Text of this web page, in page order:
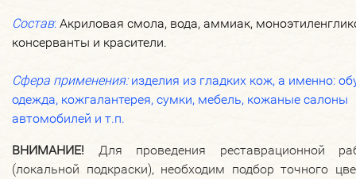
Состав: Акриловая смола, вода, аммиак,
консерванты и красители.
Сфера применения:изделия из гладких кож, а именно:
одежда, кожгалантерея, сумки, мебель, кожаные салоны
автомобилей и т.п.
ВНИМАНИЕ! Для проведения реставрационной
(локальной подкраски), необходим подбор точного